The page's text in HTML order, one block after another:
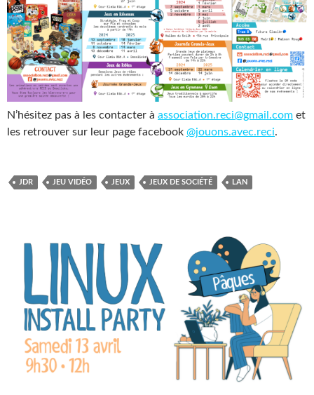
N’hésitez pas à les contacter à association.reci@gmail.com et
les retrouver sur leur page facebook @jouons.avec.reci.
JDR JEU VIDÉO JEUX JEUX DE SOCIÉTÉ LAN